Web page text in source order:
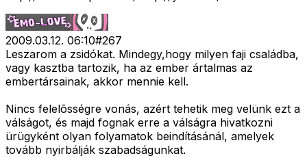
2009.03.12. 06:10#267
Leszarom a zsidókat. Mindegy,hogy milyen faji családba,
vagy kasztba tartozik, ha az ember ártalmas az
embertársainak, akkor mennie kell.
Nincs felelõsségre vonás, azért tehetik meg velünk ezt a
válságot, és majd fognak erre a válságra hivatkozni
ürügyként olyan folyamatok beindításánál, amelyek
tovább nyirbálják szabadságunkat.